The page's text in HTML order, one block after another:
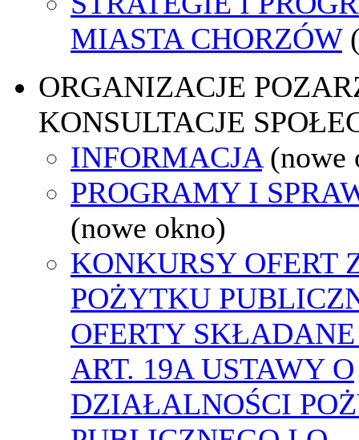
MIASTA CHORZÓW
ORGANIZACJE
KONSULTACJE
INFORMACJA (nowe
PROGRAMY I
(nowe okno)
KONKURSY OFERT
POŻYTKU
OFERTY
ART. 19A USTAWY O
DZIAŁALNOŚCI